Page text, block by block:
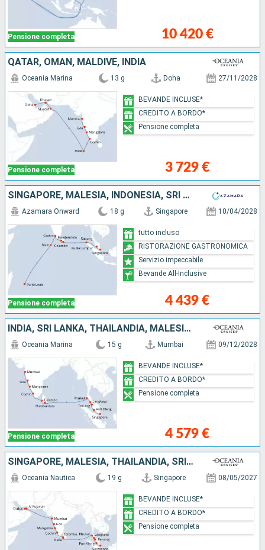
Pensione completa 10 420 €
QATAR, OMAN, MALDIVE, INDIA
Pensione completa
Oceania Marina 13 g Doha 27/11/2028
3 729 €
BEVANDE INCLUSE*
CREDITO A BORDO*
Pensione completa
SINGAPORE, MALESIA, INDONESIA, SRI LANKA, INDIA, MALDIVE, MAURITIUS
Pensione completa
Azamara Onward 18 g Singapore 10/04/2028
4 439 €
tutto incluso
RISTORAZIONE GASTRONOMICA
Servizio impeccabile
Bevande All-Inclusive
INDIA, SRI LANKA, THAILANDIA, MALESIA, SINGAPORE
Pensione completa
Oceania Marina 15 g Mumbai 09/12/2028
4 579 €
BEVANDE INCLUSE*
CREDITO A BORDO*
Pensione completa
SINGAPORE, MALESIA, THAILANDIA, SRI LANKA, INDIA, EMIRATI ARABI UNITI
Oceania Nautica 19 g Singapore 08/05/2027
BEVANDE INCLUSE*
CREDITO A BORDO*
Pensione completa